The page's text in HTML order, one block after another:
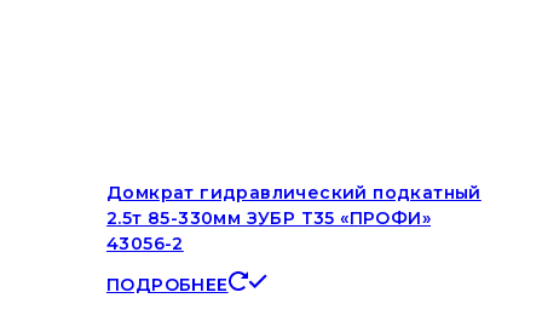
Домкрат гидравлический подкатный
2.5т 85-330мм ЗУБР Т35 «ПРОФИ»
43056-2
ПОДРОБНЕЕ